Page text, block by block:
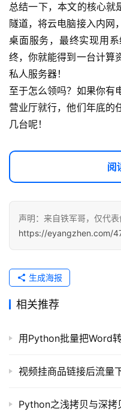
总结一下，本文的核心就
隧道，将云电脑接入内网
桌面服务，最终实现用
终，你就能得到一台计算
私人服务器！
至于怎么领吗？如果你有
营业厅就行，他们年底的
几台呢！
阅
声明：来自铁军哥，仅代表
https://eyangzhen.com/
生成海报
相关推荐
用Python批量把Word
视频挂商品链接后流量
Python之浅拷贝与深拷